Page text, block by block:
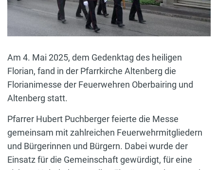
Am 4. Mai 2025, dem Gedenktag des heiligen
Florian, fand in der Pfarrkirche Altenberg die
Florianimesse der Feuerwehren Oberbairing und
Altenberg statt.
Pfarrer Hubert Puchberger feierte die Messe
gemeinsam mit zahlreichen Feuerwehrmitgliedern
und Bürgerinnen und Bürgern. Dabei wurde der
Einsatz für die Gemeinschaft gewürdigt, für eine